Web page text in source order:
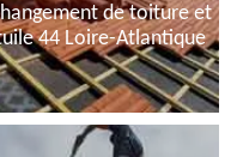
de toiture et
44 Loire-Atlantique